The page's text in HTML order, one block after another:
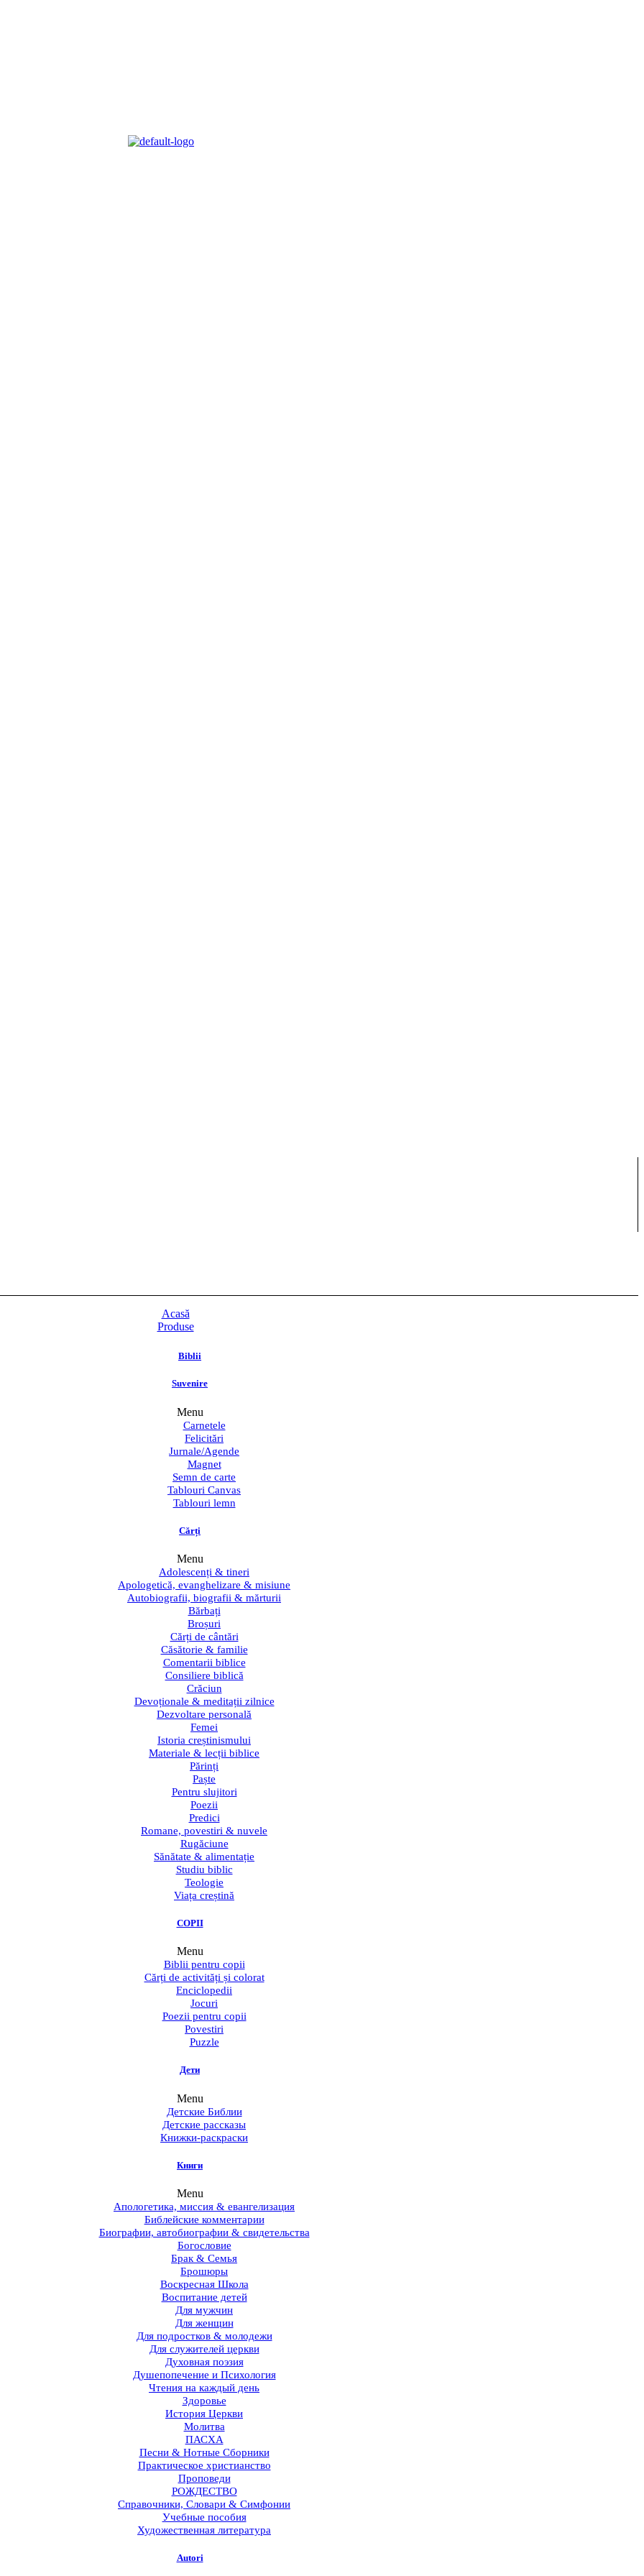
Acasă
Produse
Biblii
Suvenire
Menu
Carnetele
Felicitări
Jurnale/Agende
Magnet
Semn de carte
Tablouri Canvas
Tablouri lemn
Cărți
Menu
Adolescenți & tineri
Apologetică, evanghelizare & misiune
Autobiografii, biografii & mărturii
Bărbați
Broșuri
Cărți de cântări
Căsătorie & familie
Comentarii biblice
Consiliere biblică
Crăciun
Devoționale & meditații zilnice
Dezvoltare personală
Femei
Istoria creștinismului
Materiale & lecții biblice
Părinți
Paște
Pentru slujitori
Poezii
Predici
Romane, povestiri & nuvele
Rugăciune
Sănătate & alimentație
Studiu biblic
Teologie
Viața creștină
COPII
Menu
Biblii pentru copii
Cărți de activități și colorat
Enciclopedii
Jocuri
Poezii pentru copii
Povestiri
Puzzle
Дети
Menu
Детские Библии
Детские рассказы
Книжки-раскраски
Книги
Menu
Апологетика, миссия & евангелизация
Библейские комментарии
Биографии, автобиографии & свидетельства
Богословие
Брак & Семья
Брошюры
Воскресная Школа
Воспитание детей
Для мужчин
Для женщин
Для подростков & молодежи
Для служителей церкви
Духовная поэзия
Душепопечение и Психология
Чтения на каждый день
Здоровье
История Церкви
Молитва
ПАСХА
Песни & Нотные Сборники
Практическое христианство
Проповеди
РОЖДЕСТВО
Справочники, Словари & Симфонии
Учебные пособия
Художественная литература
Autori